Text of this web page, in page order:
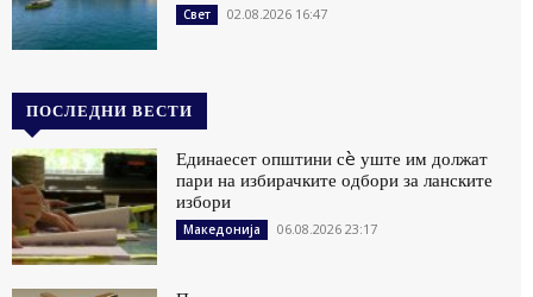
Свет 02.08.2026 16:47
ПОСЛЕДНИ ВЕСТИ
Единаесет општини сè уште им должат
пари на избирачките одбори за ланските
избори
Македонија 06.08.2026 23:17